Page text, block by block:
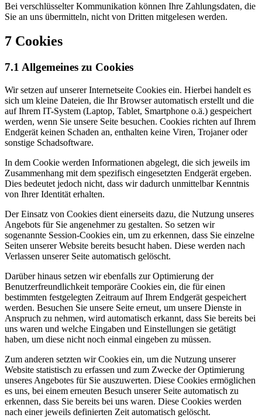
Bei verschlüsselter Kommunikation können Ihre Zahlungsdaten, die
Sie an uns übermitteln, nicht von Dritten mitgelesen werden.
7 Cookies
7.1 Allgemeines zu Cookies
Wir setzen auf unserer Internetseite Cookies ein. Hierbei handelt es
sich um kleine Dateien, die Ihr Browser automatisch erstellt und die
auf Ihrem IT-System (Laptop, Tablet, Smartphone o.ä.) gespeichert
werden, wenn Sie unsere Seite besuchen. Cookies richten auf Ihrem
Endgerät keinen Schaden an, enthalten keine Viren, Trojaner oder
sonstige Schadsoftware.
In dem Cookie werden Informationen abgelegt, die sich jeweils im
Zusammenhang mit dem spezifisch eingesetzten Endgerät ergeben.
Dies bedeutet jedoch nicht, dass wir dadurch unmittelbar Kenntnis
von Ihrer Identität erhalten.
Der Einsatz von Cookies dient einerseits dazu, die Nutzung unseres
Angebots für Sie angenehmer zu gestalten. So setzen wir
sogenannte Session-Cookies ein, um zu erkennen, dass Sie einzelne
Seiten unserer Website bereits besucht haben. Diese werden nach
Verlassen unserer Seite automatisch gelöscht.
Darüber hinaus setzen wir ebenfalls zur Optimierung der
Benutzerfreundlichkeit temporäre Cookies ein, die für einen
bestimmten festgelegten Zeitraum auf Ihrem Endgerät gespeichert
werden. Besuchen Sie unsere Seite erneut, um unsere Dienste in
Anspruch zu nehmen, wird automatisch erkannt, dass Sie bereits bei
uns waren und welche Eingaben und Einstellungen sie getätigt
haben, um diese nicht noch einmal eingeben zu müssen.
Zum anderen setzten wir Cookies ein, um die Nutzung unserer
Website statistisch zu erfassen und zum Zwecke der Optimierung
unseres Angebotes für Sie auszuwerten. Diese Cookies ermöglichen
es uns, bei einem erneuten Besuch unserer Seite automatisch zu
erkennen, dass Sie bereits bei uns waren. Diese Cookies werden
nach einer jeweils definierten Zeit automatisch gelöscht.